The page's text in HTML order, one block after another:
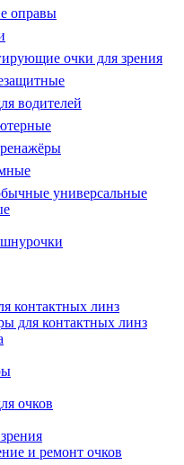
оправы
очки для зрения
водителей
универсальные
контактных линз
для контактных линз
очков
и ремонт очков